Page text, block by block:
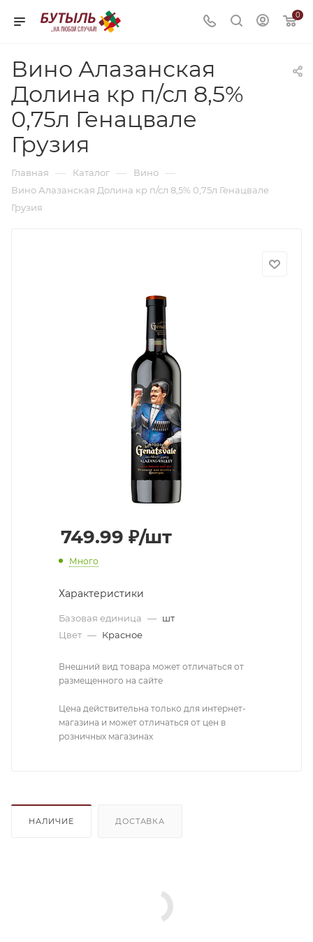
0
Вино Алазанская
Долина кр п/сл 8,5%
0,75л Генацвале
Грузия
Главная — Каталог — Вино —
Вино Алазанская Долина кр п/сл 8,5% 0,75л Генацвале
Грузия
749.99 ₽/шт
Много
Характеристики
Базовая единица — шт
Цвет — Красное
Внешний вид товара может отличаться от
размещенного на сайте
Цена действительна только для интернет-
магазина и может отличаться от цен в
розничных магазинах
НАЛИЧИЕ ДОСТАВКА